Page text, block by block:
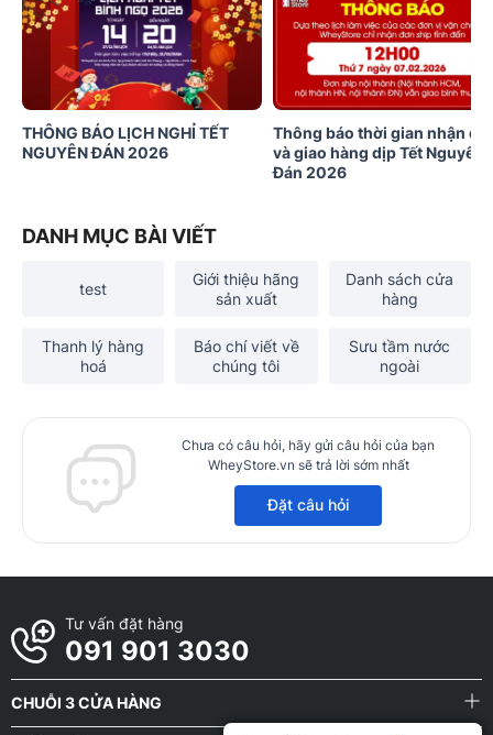
THÔNG BÁO LỊCH NGHỈ TẾT
NGUYÊN ĐÁN 2026
Thông báo thời gian nhận
và giao hàng dịp Tết Nguyên
Đán 2026
DANH MỤC BÀI VIẾT
test
Giới thiệu hãng
sản xuất
Danh sách cửa
hàng
Thanh lý hàng
hoá
Báo chí viết về
chúng tôi
Sưu tầm nước
ngoài
Chưa có câu hỏi, hãy gửi câu hỏi của bạn
WheyStore.vn sẽ trả lời sớm nhất
Đặt câu hỏi
Tư vấn đặt hàng
091 901 3030
CHUỖI 3 CỬA HÀNG